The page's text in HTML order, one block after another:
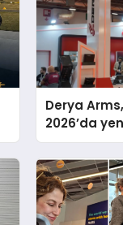
Derya
2026’da
global
sergiledi